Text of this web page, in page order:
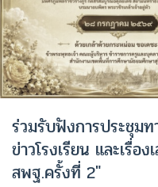
ร่วมรับฟังการประชุมท
ข่าวโรงเรียน และเรื่อ
สพฐ.ครั้งที่ 2″